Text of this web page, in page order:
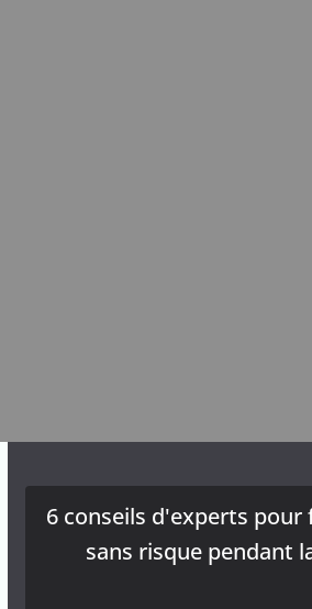
6 conseils d'experts pour
sans risque pendant